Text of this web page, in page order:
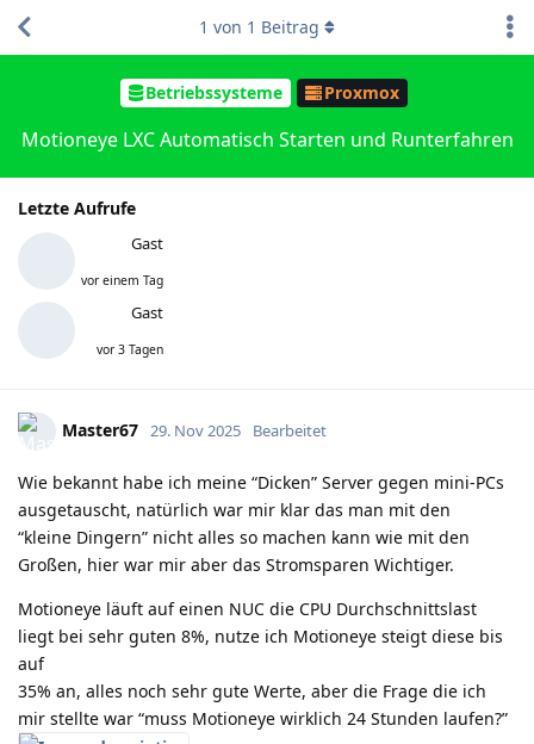
Betriebssysteme Proxmox
Motioneye LXC Automatisch Starten und Runterfahren
Letzte Aufrufe
Gast
vor einem Tag
Gast
vor 3 Tagen
1 von 1 Beitrag
Master67 29. Nov 2025 Bearbeitet
Wie bekannt habe ich meine “Dicken” Server gegen mini-PCs
ausgetauscht, natürlich war mir klar das man mit den
“kleine Dingern” nicht alles so machen kann wie mit den
Großen, hier war mir aber das Stromsparen Wichtiger.
Motioneye läuft auf einen NUC die CPU Durchschnittslast
liegt bei sehr guten 8%, nutze ich Motioneye steigt diese bis
auf
35% an, alles noch sehr gute Werte, aber die Frage die ich
mir stellte war “muss Motioneye wirklich 24 Stunden laufen?”